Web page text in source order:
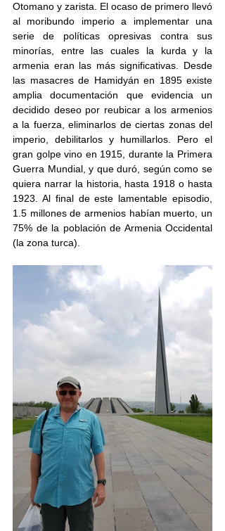
Otomano y zarista. El ocaso de primero llevó
al moribundo imperio a implementar una
serie de políticas opresivas contra sus
minorías, entre las cuales la kurda y la
armenia eran las más significativas. Desde
las masacres de Hamidyán en 1895 existe
amplia documentación que evidencia un
decidido deseo por reubicar a los armenios
a la fuerza, eliminarlos de ciertas zonas del
imperio, debilitarlos y humillarlos. Pero el
gran golpe vino en 1915, durante la Primera
Guerra Mundial, y que duró, según como se
quiera narrar la historia, hasta 1918 o hasta
1923. Al final de este lamentable episodio,
1.5 millones de armenios habían muerto, un
75% de la población de Armenia Occidental
(la zona turca).